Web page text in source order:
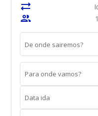
sync_alt
people
De onde sairemos?
Para onde vamos?
Data ida